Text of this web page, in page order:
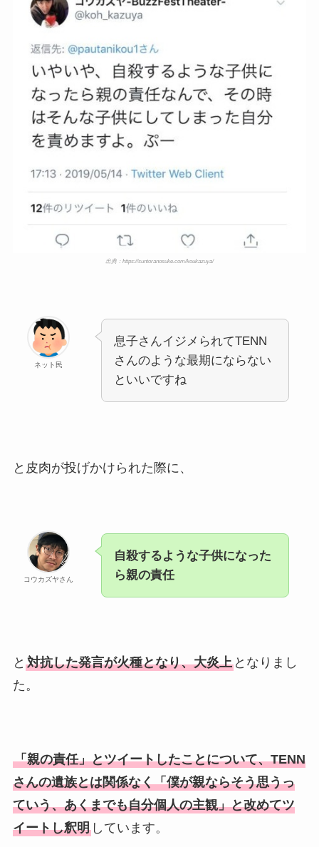
出典：https://suntoranosuke.com/koukazuya/
ネット民
息子さんイジメられてTENN
さんのような最期にならない
といいですね
と皮肉が投げかけられた際に、
コウカズヤさん
自殺するような子供になった
ら親の責任
と 対抗した発言が火種となり、大炎上となりまし
た。
「親の責任」とツイートしたことについて、TENN
さんの遺族とは関係なく「僕が親ならそう思うっ
ていう、あくまでも自分個人の主観」と改めてツ
イートし釈明しています。